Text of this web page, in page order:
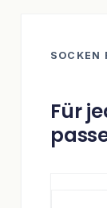
SOCKEN
Für